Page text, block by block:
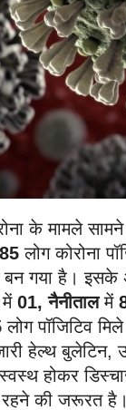
के मामले
85 लोग कोरोना
बन गया है।
01, नैनीतालमें
लोग पॉजिटिव
जारी हेल्थ
होकर
रहने की जरूरत